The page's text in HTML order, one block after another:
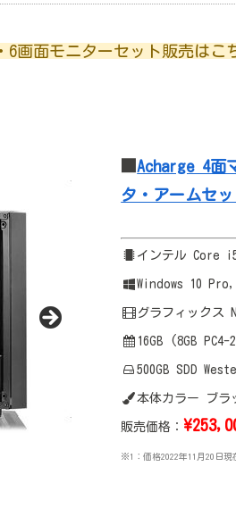
6画面モニターセット販売はこ
Acharge 4面
タ・アームセ
インテル Core
Windows 10
グラフィックス
16GB (8GB
500GB SDD
本体カラー ブラ
販売価格： \
※1：価格2022年11月20日現